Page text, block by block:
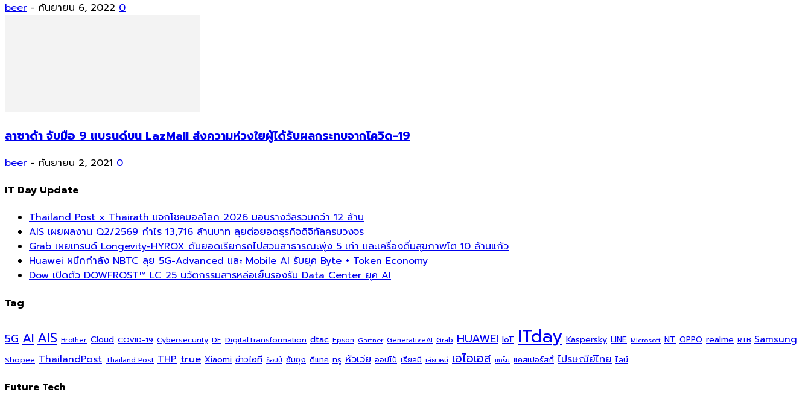
beer - กันยายน 6, 2022 0
ลาซาด้า จับมือ 9 แบรนด์บน LazMall ส่งความห่วงใยผู้ได้รับผลกระทบจากโควิด-19
beer - กันยายน 2, 2021 0
IT Day Update
Thailand Post x Thairath แจกโชคบอลโลก 2026 มอบรางวัลรวมกว่า 12 ล้าน
AIS เผยผลงาน Q2/2569 กำไร 13,716 ล้านบาท ลุยต่อยอดธุรกิจดิจิทัลครบวงจร
Grab เผยเทรนด์ Longevity-HYROX ดันยอดเรียกรถไปสวนสาธารณะพุ่ง 5 เท่า และเครื่องดื่มสุขภาพโต 10 ล้านแก้ว
Huawei ผนึกกำลัง NBTC ลุย 5G-Advanced และ Mobile AI รับยุค Byte + Token Economy
Dow เปิดตัว DOWFROST™ LC 25 นวัตกรรมสารหล่อเย็นรองรับ Data Center ยุค AI
Tag
5G AI AIS Brother Cloud COVID-19 Cybersecurity DE DigitalTransformation dtac Epson Gartner GenerativeAI Grab HUAWEI IoT ITday Kaspersky LINE Microsoft NT OPPO realme RTB Samsung
Shopee ThailandPost Thailand Post THP true Xiaomi ข่าวไอที ช้อปปี้ ซัมซุง ดีแทค ทรู หัวเว่ย ออปโป้ เรียลมี เสียวหมี่ เอไอเอส แกร็บ แคสเปอร์สกี้ ไปรษณีย์ไทย ไลน์
Future Tech